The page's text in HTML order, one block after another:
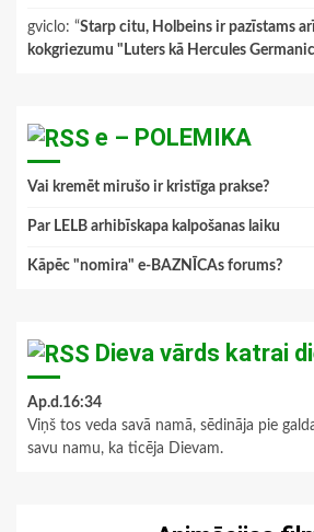
gviclo: “Starp citu, Holbeins ir pazīstams
kokgriezumu "Luters kā Hercules
e – POLEMIKA
Vai kremēt mirušo ir kristīga prakse?
Par LELB arhibīskapa kalpošanas laiku
Kāpēc "nomira" e-BAZNĪCAs forums?
Dieva vārds katrai
Ap.d.16:34
Viņš tos veda savā namā, sēdināja pie
savu namu, ka ticēja Dievam.